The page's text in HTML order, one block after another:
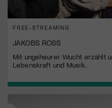
FREE-STREAMING
JAKOBS ROSS
Mit ungeheurer Wucht erzählt
Lebenskraft und Musik.